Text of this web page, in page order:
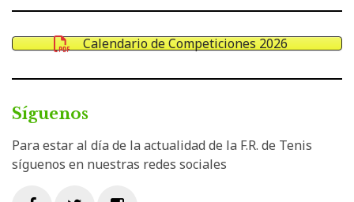
Calendario de Competiciones 2026
Síguenos
Para estar al día de la actualidad de la F.R. de Tenis
síguenos en nuestras redes sociales